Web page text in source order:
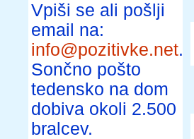
Vpiši se ali pošlji
email na:
info@pozitivke.net.
Sončno pošto
tedensko na dom
dobiva okoli 2.500
bralcev.